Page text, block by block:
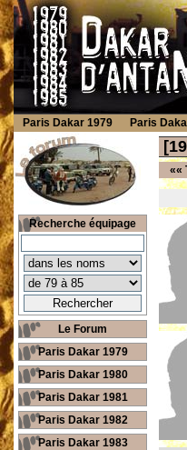
««
Recherche équipage
Le Forum
Paris Dakar 1979
Paris Dakar 1980
Paris Dakar 1981
Paris Dakar 1982
Paris Dakar 1983
Paris Dakar 1979 Paris